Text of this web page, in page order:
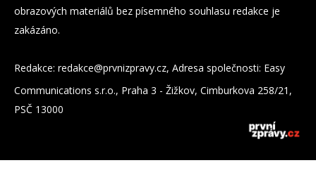
obrazových materiálů bez písemného souhlasu redakce je
zakázáno.
Redakce: zc.yvarpzinvrp@eckader, Adresa společnosti: Easy
Communications s.r.o., Praha 3 - Žižkov, Cimburkova 258/21,
PSČ 13000